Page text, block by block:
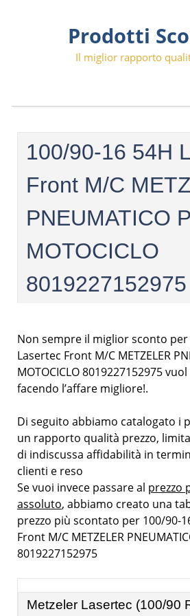
Prodotti
Il miglior rapporto
100/90-16 54H
Front M/C
PNEUMATICO
MOTOCICLO
8019227152975
Non sempre il miglior sconto per
Lasertec Front M/C METZELER
MOTOCICLO 8019227152975
facendo l’affare migliore!.
Di seguito abbiamo catalogato i
un rapporto qualità prezzo,
di indiscussa affidabilità in
clienti e reso
Se vuoi invece passare al prezzo
assoluto, abbiamo creato una
prezzo più scontato per 100/90-
Front M/C METZELER
8019227152975
Metzeler Lasertec (100/90